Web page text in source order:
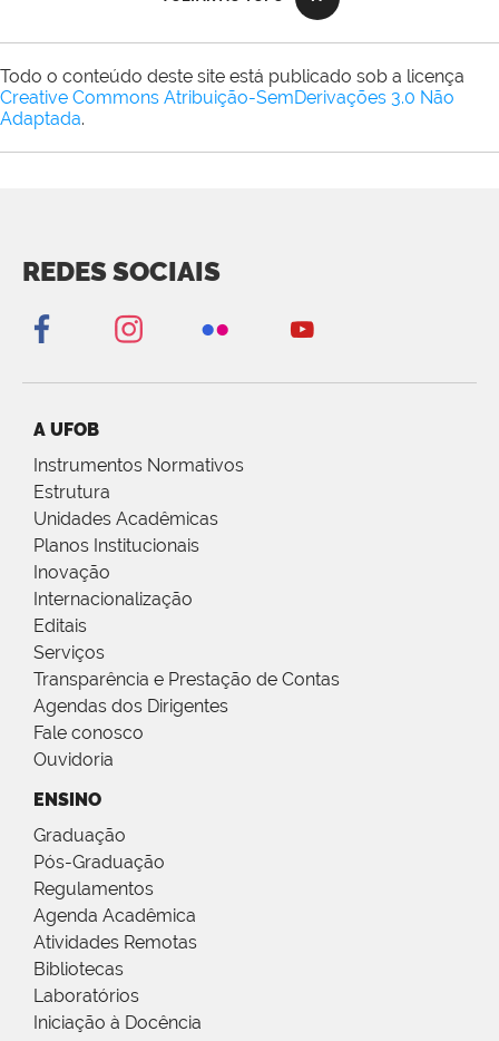
Todo o conteúdo deste site está publicado sob a licença
Creative Commons Atribuição-SemDerivações 3.0 Não
Adaptada.
REDES SOCIAIS
A UFOB
Instrumentos Normativos
Estrutura
Unidades Acadêmicas
Planos Institucionais
Inovação
Internacionalização
Editais
Serviços
Transparência e Prestação de Contas
Agendas dos Dirigentes
Fale conosco
Ouvidoria
ENSINO
Graduação
Pós-Graduação
Regulamentos
Agenda Acadêmica
Atividades Remotas
Bibliotecas
Laboratórios
Iniciação à Docência